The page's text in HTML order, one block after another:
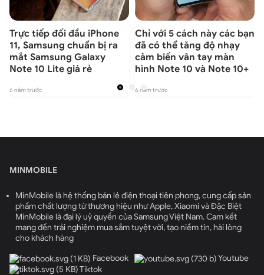
Trực tiếp đối đầu iPhone
11, Samsung chuẩn bị ra
mắt Samsung Galaxy
Note 10 Lite giá rẻ
6 năm trước
Chỉ với 5 cách này các bạn
đã có thể tăng độ nhạy
cảm biến vân tay màn
hình Note 10 và Note 10+
6 năm trước
MINMOBILE
MinMobile là hệ thống bán lẻ điện thoại tiên phong, cung cấp sản
phẩm chất lượng từ thương hiệu như Apple, Xiaomi và Đặc Biệt
MinMobile là đại lý uỷ quyền của Samsung Việt Nam. Cam kết
mang đến trải nghiệm mua sắm tuyệt vời, tạo niềm tin, hài lòng
cho khách hàng
Facebook
Youtube
Tiktok